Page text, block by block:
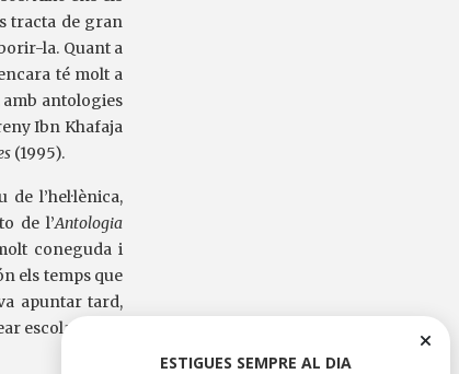
tracta de gran
la. Quant a
té molt a
amb antologies
Ibn Khafaja
(1995).
l’hel·lènica,
de l’Antologia
coneguda i
els temps que
apuntar tard,
escola i a qui
ESTIGUES SEMPRE AL DIA